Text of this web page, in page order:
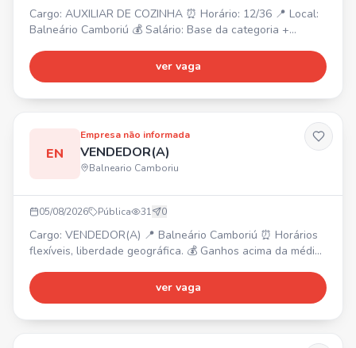
Cargo: AUXILIAR DE COZINHA ⏰ Horário: 12/36 📍 Local:
Balneário Camboriú 💰 Salário: Base da categoria +
WhatsApp.
ver vaga
EN
Empresa não informada
VENDEDOR(A)
Balneario Camboriu
05/08/2026 Pública 31 0
Cargo: VENDEDOR(A) 📍 Balneário Camboriú ⏰ Horários
flexíveis, liberdade geográfica. 💰 Ganhos acima da média
anuais. ✨ Oferecemos plano de carreira. ✅ Requisitos:
Não exige experiência, ser comprometido, ter vontade de
ver vaga